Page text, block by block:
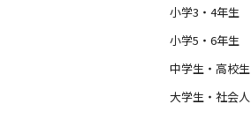
小学3・4年生
小学5・6年生
中学生・高校生
大学生・社会人